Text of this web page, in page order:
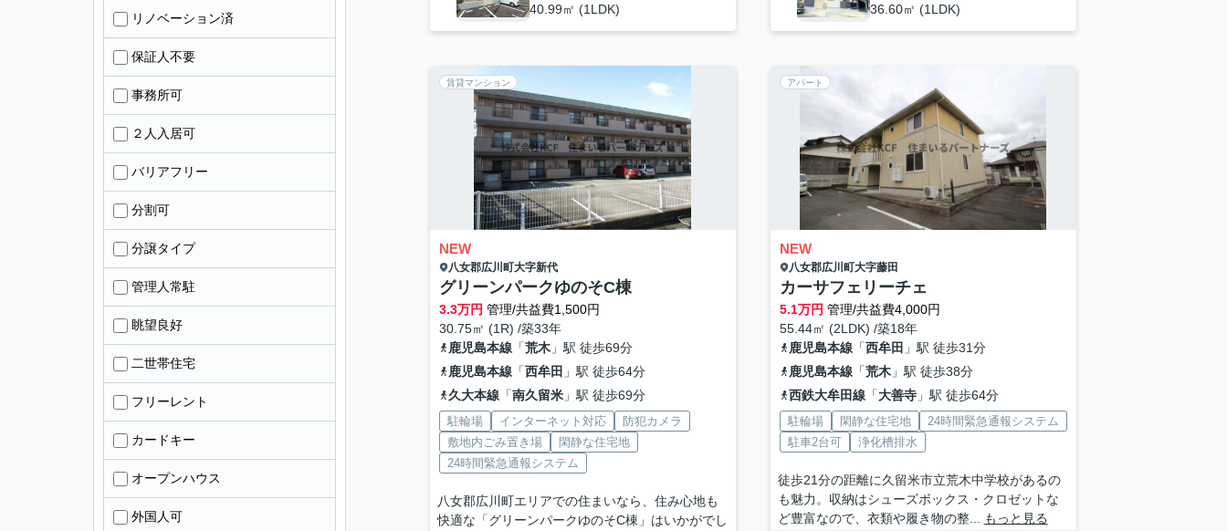
40.99㎡ (1LDK)
36.60㎡ (1LDK)
賃貸マンション
NEW
八女郡広川町大字新代
グリーンパークゆのそC棟
3.3万円 管理/共益費1,500円
30.75㎡ (1R) /築33年
鹿児島本線「荒木」駅 徒歩69分
鹿児島本線「西牟田 」駅 徒歩64分
久大本線「南久留米」駅 徒歩69分
駐輪場 インターネット対応
防犯カメラ
敷地内ごみ置き場
閑静な住宅地
24時間緊急通報システム
八女郡広川町エリアでの住まいなら、住み心地も
快適な「グリーンパークゆのそC棟」はいかがでし
アパート
NEW
八女郡広川町大字藤田
カーサフェリーチェ
5.1万円 管理/共益費4,000円
55.44㎡ (2LDK) /築18年
鹿児島本線「西牟田 」駅 徒歩31分
鹿児島本線「荒木」駅 徒歩38分
西鉄大牟田線「大善寺」駅 徒歩64分
駐輪場 閑静な住宅地
24時間緊急通報システム
駐車2台可
浄化槽排水
徒歩21分の距離に久留米市立荒木中学校があるの
も魅力。収納はシューズボックス・クロゼットな
ど豊富なので、衣類や履き物の整...
もっと見る
リノベーション済
保証人不要
事務所可
２人入居可
バリアフリー
分割可
分譲タイプ
管理人常駐
眺望良好
二世帯住宅
フリーレント
カードキー
オープンハウス
外国人可